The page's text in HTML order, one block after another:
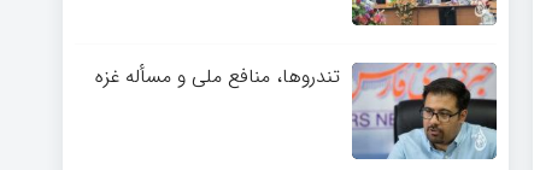
تندروها، منافع ملی و مسأله غزه